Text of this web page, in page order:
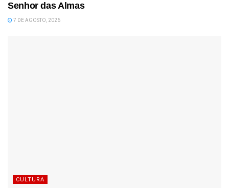
Senhor das Almas
7 DE AGOSTO, 2026
CULTURA